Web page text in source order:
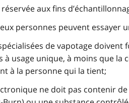
aux fins
personnes peuvent essayer
de vapotage
à usage unique, à moins que
à la personne qui la tient;
ne doit pas contenir